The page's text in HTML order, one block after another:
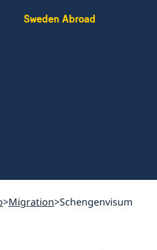
Sweden Abroad
Migration Schengenvisum